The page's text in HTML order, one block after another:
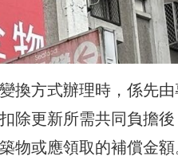
換方式辦理時，係先
除更新所需共同負擔
物或應領取的補償金額